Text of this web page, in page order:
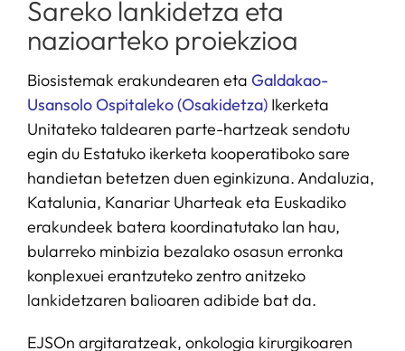
Sareko lankidetza eta
nazioarteko proiekzioa
Biosistemak erakundearen eta Galdakao-
Usansolo Ospitaleko (Osakidetza)Ikerketa
Unitateko taldearen parte-hartzeak sendotu
egin du Estatuko ikerketa kooperatiboko sare
handietan betetzen duen eginkizuna. Andaluzia,
Katalunia, Kanariar Uharteak eta Euskadiko
erakundeek batera koordinatutako lan hau,
bularreko minbizia bezalako osasun erronka
konplexuei erantzuteko zentro anitzeko
lankidetzaren balioaren adibide bat da.
EJSOn argitaratzeak, onkologia kirurgikoaren